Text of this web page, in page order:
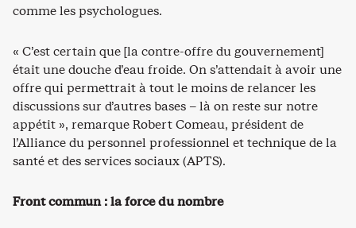
comme les psychologues.
« C’est certain que [la contre-offre du gouvernement]
était une douche d’eau froide. On s’attendait à avoir une
offre qui permettrait à tout le moins de relancer les
discussions sur d’autres bases – là on reste sur notre
appétit », remarque Robert Comeau, président de
l’Alliance du personnel professionnel et technique de la
santé et des services sociaux (APTS).
Front commun : la force du nombre